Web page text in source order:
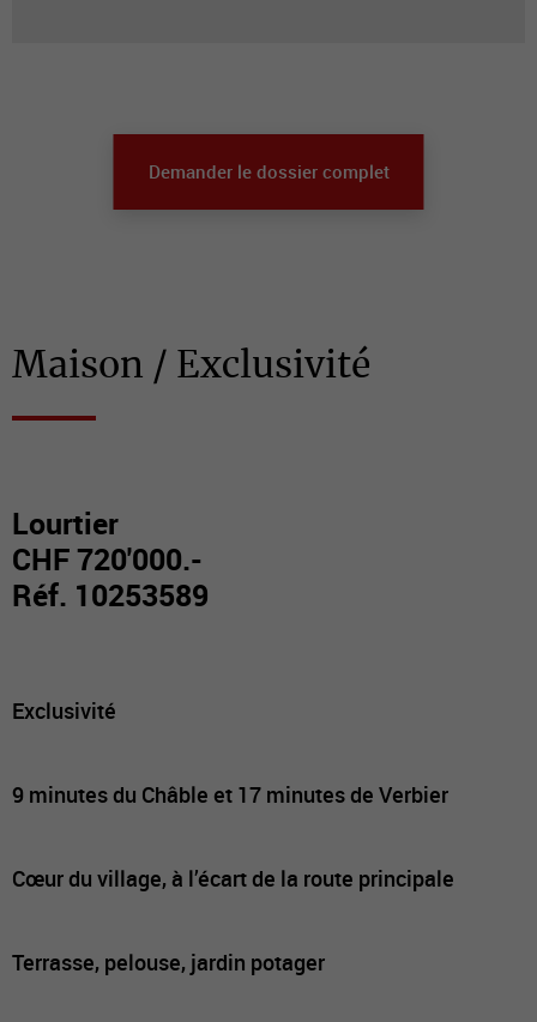
Maison / Exclusivité
Lourtier
CHF 720'000.-
Réf. 10253589
Exclusivité
9 minutes du Châble et 17 minutes de Verbier
Cœur du village, à l’écart de la route principale
Terrasse, pelouse, jardin potager
Demander le dossier complet